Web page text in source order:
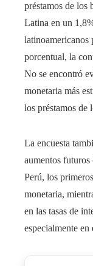
préstamos de los
Latina en un
latinoamericanos
porcentual, la
No se encontró
monetaria más
los préstamos de
La encuesta
aumentos futuros
Perú, los
monetaria,
en las tasas de
especialmente en